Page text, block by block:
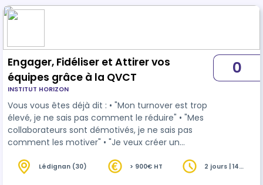
Engager, Fidéliser et Attirer vos
équipes grâce à la QVCT
INSTITUT HORIZON
Vous vous êtes déjà dit : • "Mon turnover est trop
élevé, je ne sais pas comment le réduire" • "Mes
collaborateurs sont démotivés, je ne sais pas
comment les motiver" • "Je veux créer un
vous vous reconnaissez dans ces situations, alors
0
Lédignan (30) > 900€ HT
2 jours | 14